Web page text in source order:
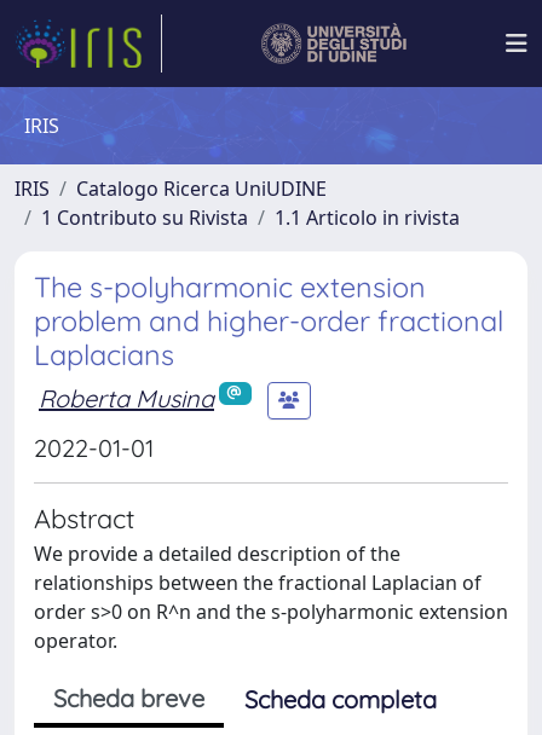
IRIS
IRIS
Catalogo Ricerca UniUDINE
1 Contributo su Rivista
1.1 Articolo in rivista
The s-polyharmonic extension
problem and higher-order fractional
Laplacians
Roberta Musina
2022-01-01
Abstract
We provide a detailed description of the
relationships between the fractional Laplacian of
order s>0 on R^n and the s-polyharmonic extension
operator.
Scheda breve
Scheda completa